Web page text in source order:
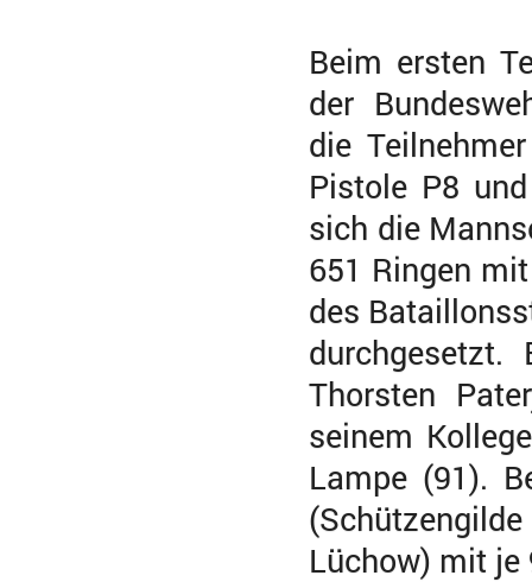
Beim ersten
der
die
Pistole P8
sich die
651 Ringen
des
durchgesetzt.
Thorsten
seinem
Lampe (91).
Lüchow) mit je